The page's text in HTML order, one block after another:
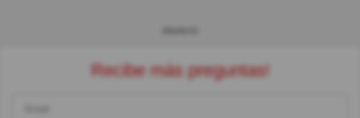
Recibe más preguntas!